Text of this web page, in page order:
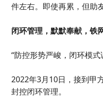
件左右。即使再累，但助
闭环管理，默默奉献，铁
“防控形势严峻，闭环模
2022年3月10日，接到甲
封控闭环管理。